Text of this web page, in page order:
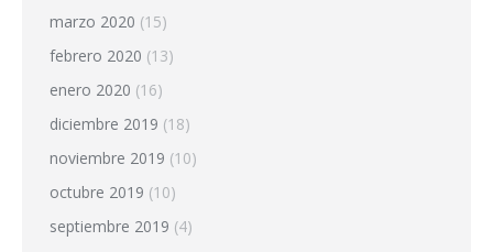
marzo 2020 (15)
febrero 2020 (13)
enero 2020 (16)
diciembre 2019 (18)
noviembre 2019 (10)
octubre 2019 (10)
septiembre 2019 (4)